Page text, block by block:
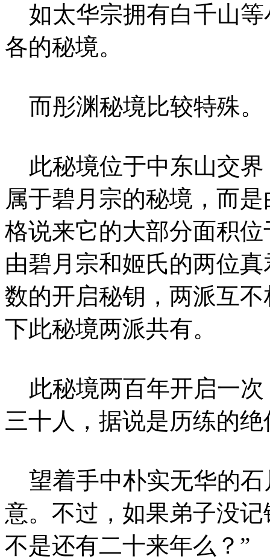
如太华宗拥有白千山等
各的秘境。
而彤渊秘境比较特殊。
此秘境位于中东山交界
属于碧月宗的秘境，而
格说来它的大部分面积
由碧月宗和姬氏的两位
数的开启秘钥，两派互
下此秘境两派共有。
此秘境两百年开启一次
三十人，据说是历练的
望着手中朴实无华的石
意。不过，如果弟子没
不是还有二十来年么？”